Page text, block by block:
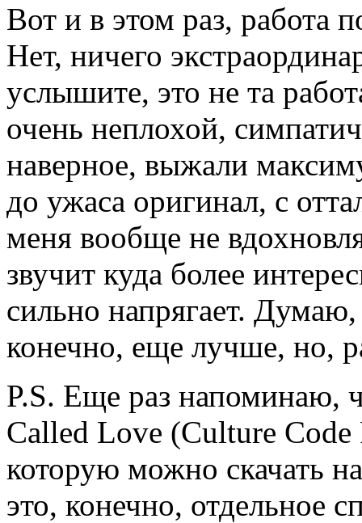
Вот и в этом раз, работа
Нет, ничего
услышите, это не та
очень неплохой,
наверное, выжали
до ужаса оригинал, с
меня вообще не
звучит куда более
сильно напрягает.
конечно, еще лучше, но,
P.S. Еще раз напоминаю,
Called Love (Culture
которую можно скачать
это, конечно, отдельное